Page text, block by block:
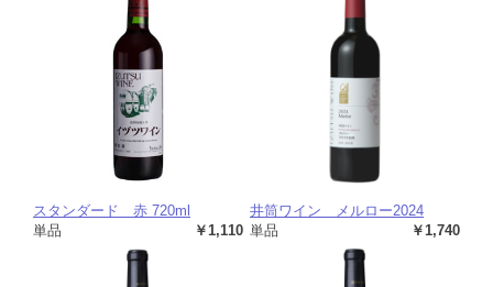
スタンダード 赤 720ml
単品
￥1,110
井筒ワイン メルロー2024
単品
￥1,740